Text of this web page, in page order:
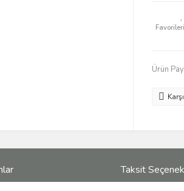
Ürün
Taksit